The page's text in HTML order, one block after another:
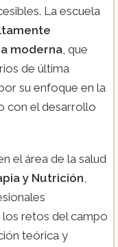
La escuela
moderna, que
de última
su enfoque en la
con el desarrollo
el área de la salud
y Nutrición,
retos del campo
teórica y